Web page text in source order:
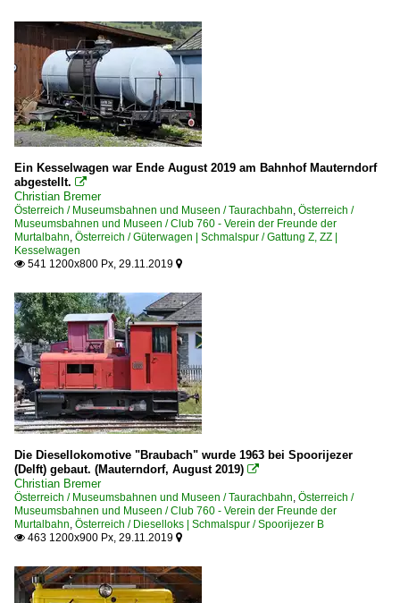
Ein Kesselwagen war Ende August 2019 am Bahnhof Mauterndorf
abgestellt. 
Christian Bremer
Österreich / Museumsbahnen und Museen / Taurachbahn, Österreich /
Museumsbahnen und Museen / Club 760 - Verein der Freunde der
Murtalbahn, Österreich / Güterwagen | Schmalspur / Gattung Z, ZZ |
Kesselwagen
 541 1200x800 Px, 29.11.2019 
Die Diesellokomotive "Braubach" wurde 1963 bei Spoorijezer
(Delft) gebaut. (Mauterndorf, August 2019) 
Christian Bremer
Österreich / Museumsbahnen und Museen / Taurachbahn, Österreich /
Museumsbahnen und Museen / Club 760 - Verein der Freunde der
Murtalbahn, Österreich / Dieselloks | Schmalspur / Spoorijezer B
 463 1200x900 Px, 29.11.2019 